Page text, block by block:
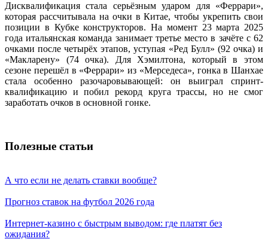
Дисквалификация стала серьёзным ударом для «Феррари»,
которая рассчитывала на очки в Китае, чтобы укрепить свои
позиции в Кубке конструкторов. На момент 23 марта 2025
года итальянская команда занимает третье место в зачёте с 62
очками после четырёх этапов, уступая «Ред Булл» (92 очка) и
«Макларену» (74 очка). Для Хэмилтона, который в этом
сезоне перешёл в «Феррари» из «Мерседеса», гонка в Шанхае
стала особенно разочаровывающей: он выиграл спринт-
квалификацию и побил рекорд круга трассы, но не смог
заработать очков в основной гонке.
Полезные статьи
А что если не делать ставки вообще?
Прогноз ставок на футбол 2026 года
Интернет-казино с быстрым выводом: где платят без
ожидания?